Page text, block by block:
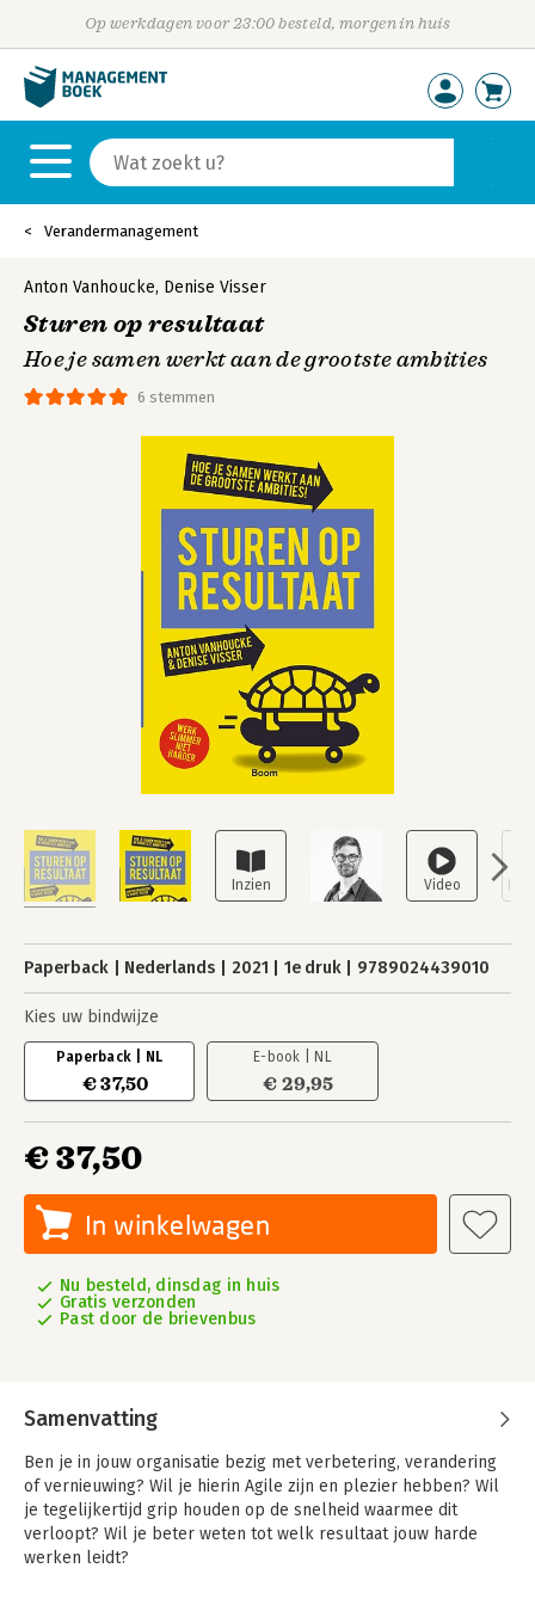
Op werkdagen voor 23:00 besteld, morgen in huis
Verandermanagement
6 stemmen
Anton Vanhoucke, Denise Visser
Sturen op resultaat
Hoe je samen werkt aan de grootste ambities
Paperback Nederlands 2021 1e druk 9789024439010
Kies uw bindwijze
Paperback | NL
€ 37,50
E-book | NL
€ 29,95
€ 37,50
In winkelwagen
Nu besteld, dinsdag in huis
Gratis verzonden
Past door de brievenbus
Samenvatting
Ben je in jouw organisatie bezig met verbetering, verandering
of vernieuwing? Wil je hierin Agile zijn en plezier hebben? Wil
je tegelijkertijd grip houden op de snelheid waarmee dit
verloopt? Wil je beter weten tot welk resultaat jouw harde
werken leidt?